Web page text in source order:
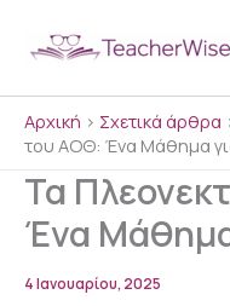
Αρχική > Σχετικά άρθρα
του ΑΟΘ: Ένα Μάθημα
Τα
Ένα
4 Ιανουαρίου, 2025